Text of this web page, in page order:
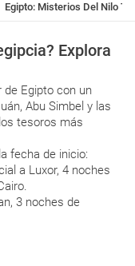
Egipto: Misterios Del Nilo
Explora
Egipto con un
Abu Simbel y las
tesoros más
fecha de inicio:
a Luxor, 4 noches
3 noches de